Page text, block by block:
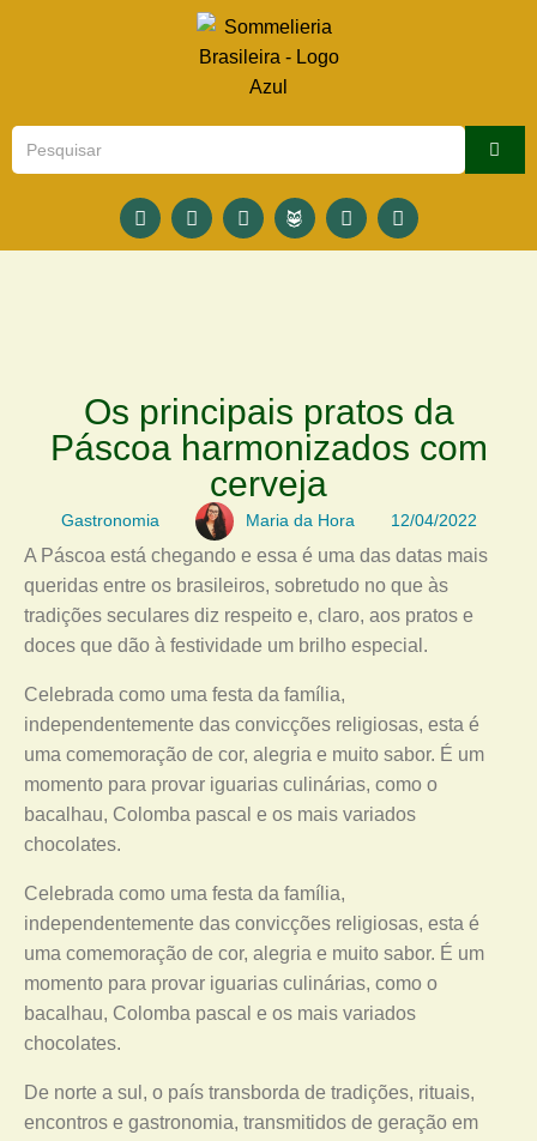
Os principais pratos da
Páscoa harmonizados com
cerveja
Gastronomia Maria da Hora 12/04/2022
A Páscoa está chegando e essa é uma das datas mais
queridas entre os brasileiros, sobretudo no que às
tradições seculares diz respeito e, claro, aos pratos e
doces que dão à festividade um brilho especial.
Celebrada como uma festa da família,
independentemente das convicções religiosas, esta é
uma comemoração de cor, alegria e muito sabor. É um
momento para provar iguarias culinárias, como o
bacalhau, Colomba pascal e os mais variados
chocolates.
Celebrada como uma festa da família,
independentemente das convicções religiosas, esta é
uma comemoração de cor, alegria e muito sabor. É um
momento para provar iguarias culinárias, como o
bacalhau, Colomba pascal e os mais variados
chocolates.
De norte a sul, o país transborda de tradições, rituais,
encontros e gastronomia, transmitidos de geração em